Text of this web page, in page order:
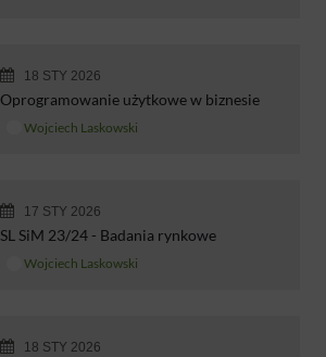
18 STY 2026
Oprogramowanie użytkowe w biznesie
Wojciech Laskowski
17 STY 2026
SL SiM 23/24 - Badania rynkowe
Wojciech Laskowski
18 STY 2026